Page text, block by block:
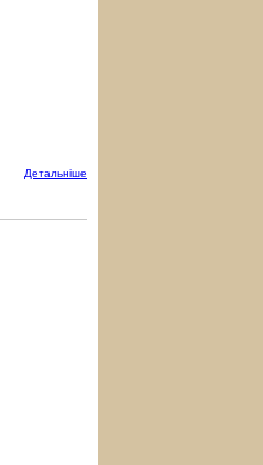
Детальнiше